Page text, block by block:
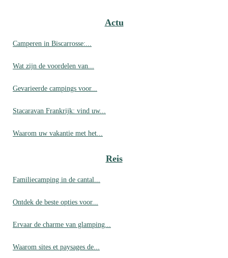
Actu
Camperen in Biscarrosse:...
Wat zijn de voordelen van...
Gevarieerde campings voor...
Stacaravan Frankrijk: vind uw...
Waarom uw vakantie met het...
Reis
Familiecamping in de cantal...
Ontdek de beste opties voor...
Ervaar de charme van glamping...
Waarom sites et paysages de...